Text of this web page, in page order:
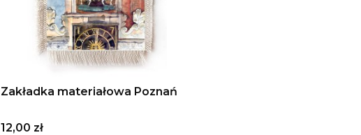
Zakładka materiałowa Poznań
Cena
12,00 zł